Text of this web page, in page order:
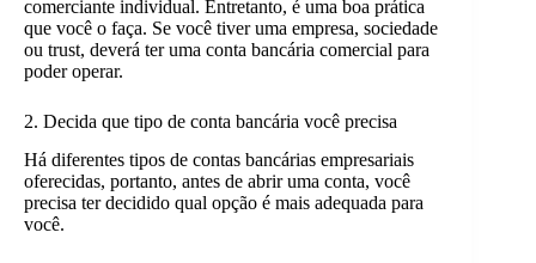
comerciante individual. Entretanto, é uma boa prática
que você o faça. Se você tiver uma empresa, sociedade
ou trust, deverá ter uma conta bancária comercial para
poder operar.
2. Decida que tipo de conta bancária você precisa
Há diferentes tipos de contas bancárias empresariais
oferecidas, portanto, antes de abrir uma conta, você
precisa ter decidido qual opção é mais adequada para
você.